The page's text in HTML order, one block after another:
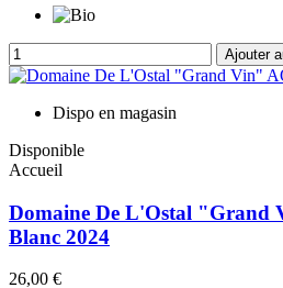
Ajouter
Dispo en magasin
Disponible
Accueil
Domaine De L'Ostal "Grand
Blanc 2024
26,00 €